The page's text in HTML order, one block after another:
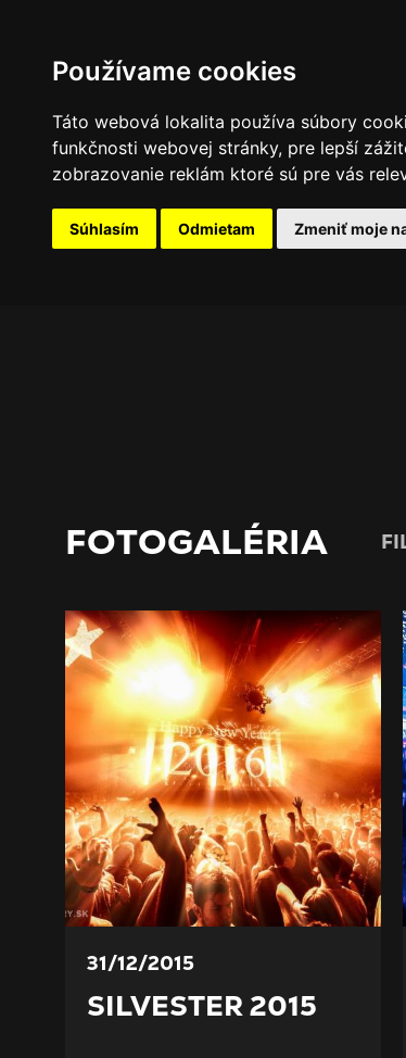
Používame cookies
Táto webová lokalita používa súbory
funkčnosti webovej stránky, pre lepší
zobrazovanie reklám ktoré sú pre vás
Súhlasím Odmietam Zmeniť moje
FOTOGALÉRIA
31/12/2015
SILVESTER 2015